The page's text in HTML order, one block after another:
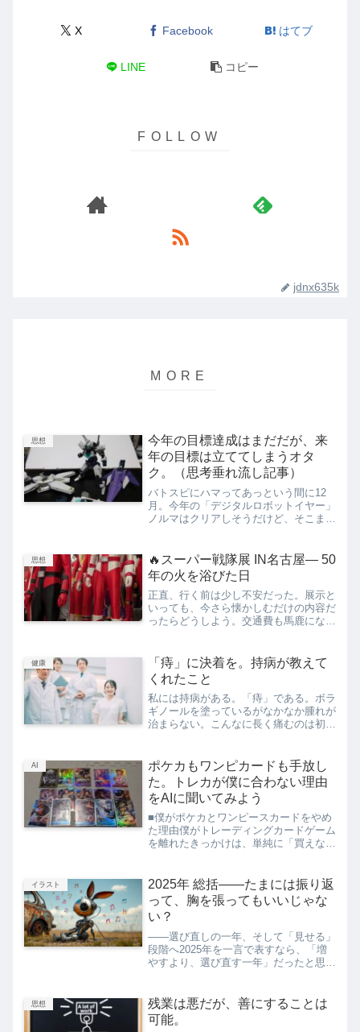
X Facebook はてブ
LINE コピー
jdnx635k
思想
今年の目標達成はまだだが、来
年の目標は立ててしまうオタ
ク。（思考垂れ流し記事）
バトスピにハマってあっという間に12
月。今年の「デジタルロボットイヤー」
ノルマはクリアしそうだけど、そこまで
絵も重ね塗りを覚えました。以上！の成
果になりそうなんで...
思想
🔥スーパー戦隊展 IN名古屋― 50
年の火を浴びた日
正直、行く前は少し不安だった。展示と
いっても、今さら懐かしむだけの内容だ
ったらどうしよう。交通費も馬鹿になら
だ。けれど、入口をくぐって数分後に
は、そんな不安は跡形もなく...
健康
「痔」に決着を。持病が教えて
くれたこと
私には持病がある。「痔」である。ボラ
ギノールを塗っているがなかなか腫れが
治まらない。こんなに長く痛むのは初め
う。普通に書くだけでは面白くないので
「痔」を擬人化して対話方...
AI
ポケカもワンピカードも手放し
た。トレカが僕に合わない理由
をAIに聞いてみよう
■僕がポケカとワンピースカードをやめ
た理由僕がトレーディングカードゲーム
を離れたきっかけは、単純に「買えな
のように情報を追っていたけれど、いざ
実際に遊ぼうとすると、どち...
イラスト
2025年 総括――たまには振り返
って、胸を張ってもいいじゃな
い？
――選び直しの一年、そして「見せる」
段階へ2025年を一言で表すなら、「増
やすより、選び直す一年」だったと思
方を、ひとつずつ自分の手に取り戻して
いった感覚がある。ここで...
思想
残業は悪だが、善にすることは
可能。